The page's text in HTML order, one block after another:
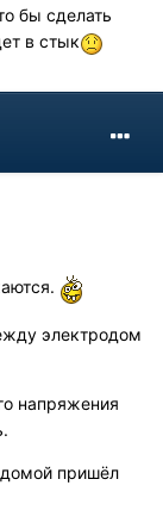
бы сделать
в стык
электродом
напряжения
домой пришёл